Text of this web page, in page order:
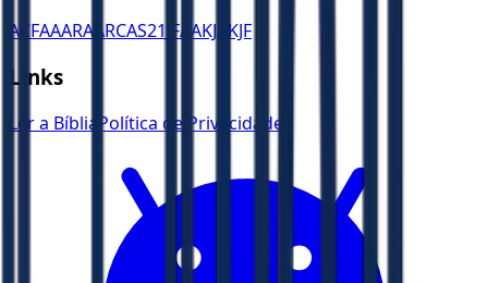
ACFAAARA ARCAS21 JFAAKJA KJF
Links
Ler a Bíblia Política de Privacidade